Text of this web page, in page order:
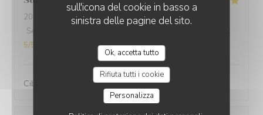
sull'icona del cookie in basso a
sinistra delle pagine del sito.
Ok, accetta tutto
Rifiuta tutti i cookie
Personalizza
2025-12-31
- 20:00 - Ospiti 2
Servizio
5/5
Cibo ottimo e di qualità, servizio eccellente,complimenti